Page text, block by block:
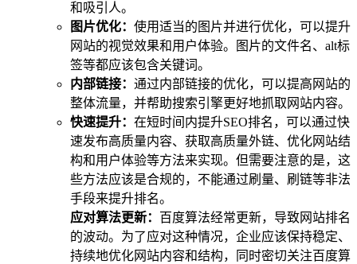
和吸引人。
图片优化： 使用适当的图片并进行优化，可以提升
网站的视觉效果和用户体验。图片的文件名、alt标
签等都应该包含关键词。
内部链接： 通过内部链接的优化，可以提高网站的
整体流量，并帮助搜索引擎更好地抓取网站内容。
快速提升： 在短时间内提升SEO排名，可以通过快
速发布高质量内容、获取高质量外链、优化网站结
构和用户体验等方法来实现。但需要注意的是，这
些方法应该是合规的，不能通过刷量、刷链等非法
手段来提升排名。
应对算法更新： 百度算法经常更新，导致网站排名
的波动。为了应对这种情况，企业应该保持稳定、
持续地优化网站内容和结构，同时密切关注百度算